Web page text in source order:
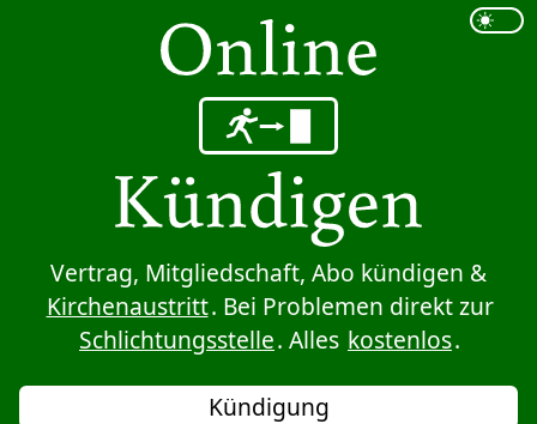
Sprung zum Inhalt
Vertrag, Mitgliedschaft, Abo kündigen &
Kirchenaustritt. Bei Problemen direkt zur
Schlichtungsstelle. Alles kostenlos.
Kündigung